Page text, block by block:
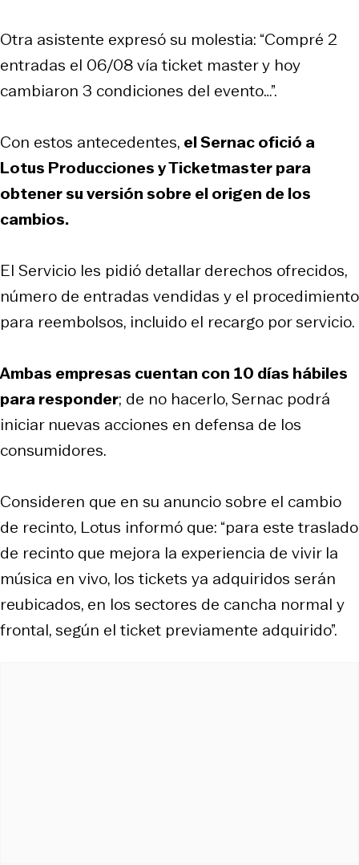
Otra asistente expresó su molestia: “Compré 2
entradas el 06/08 vía ticket master y hoy
cambiaron 3 condiciones del evento…”.
Con estos antecedentes, el Sernac ofició a
Lotus Producciones y Ticketmaster para
obtener su versión sobre el origen de los
cambios.
El Servicio les pidió detallar derechos ofrecidos,
número de entradas vendidas y el procedimiento
para reembolsos, incluido el recargo por servicio.
Ambas empresas cuentan con 10 días hábiles
para responder; de no hacerlo, Sernac podrá
iniciar nuevas acciones en defensa de los
consumidores.
Consideren que en su anuncio sobre el cambio
de recinto, Lotus informó que: “para este traslado
de recinto que mejora la experiencia de vivir la
música en vivo, los tickets ya adquiridos serán
reubicados, en los sectores de cancha normal y
frontal, según el ticket previamente adquirido”.